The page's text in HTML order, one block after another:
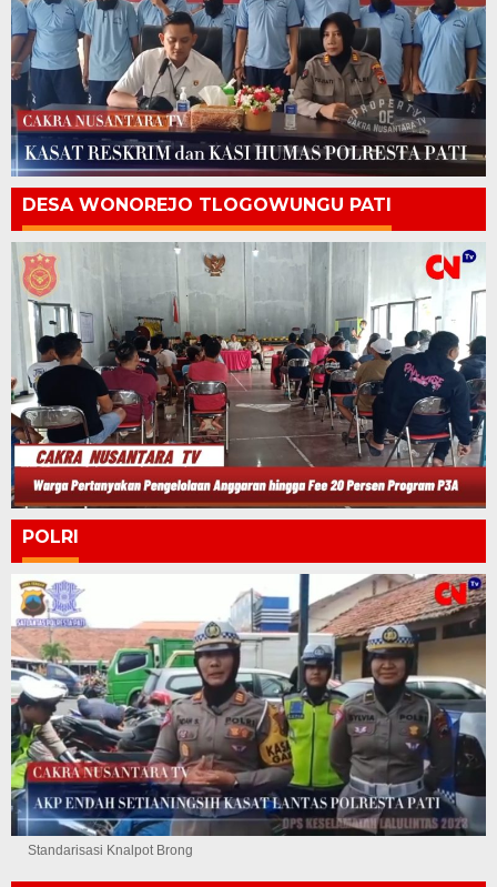
DESA WONOREJO TLOGOWUNGU PATI
POLRI
Standarisasi Knalpot Brong